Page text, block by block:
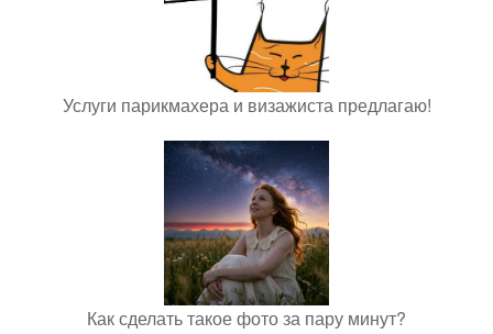
Услуги парикмахера и визажиста предлагаю!
Как сделать такое фото за пару минут?